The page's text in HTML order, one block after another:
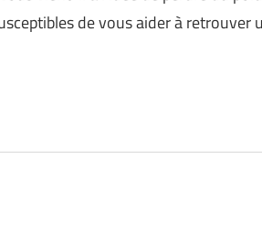
de vous aider à